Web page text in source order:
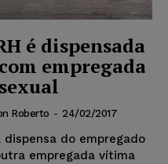
é dispensada
empregada
Roberto - 24/02/2017
do empregado
empregada vítima